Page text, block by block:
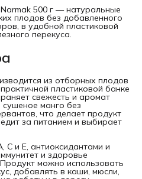
500 г — натуральные
плодов без добавленного
в удобной пластиковой
перекуса.
из отборных плодов
пластиковой банке
свежесть и аромат
сушеное манго без
что делает продукт
за питанием и выбирает
C и E, антиоксидантами и
и здоровье
можно использовать
добавлять в каши, мюсли,